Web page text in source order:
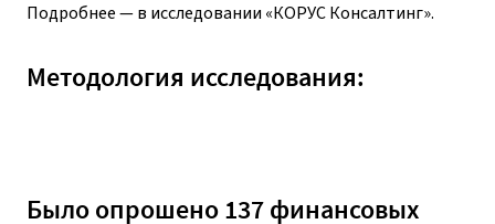
Подробнее — в исследовании «КОРУС Консалтинг».
Методология исследования:
Было опрошено 137 финансовых